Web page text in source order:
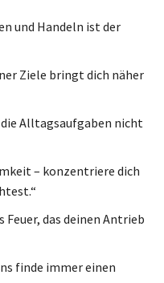
und Handeln ist der
Ziele bringt dich näher
die Alltagsaufgaben nicht
– konzentriere dich
Feuer, das deinen Antrieb
finde immer einen